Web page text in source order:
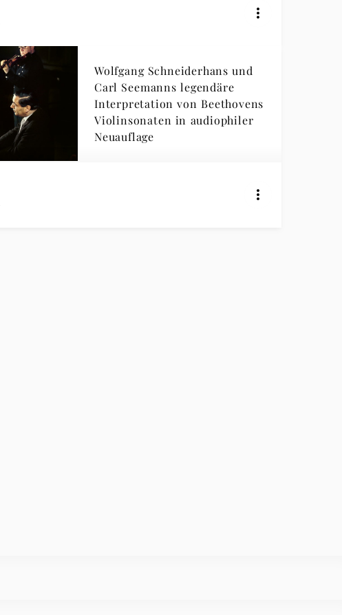
Wolfgang Schneiderhans und
Carl Seemanns legendäre
Interpretation von Beethovens
Violinsonaten in audiophiler
Neuauflage